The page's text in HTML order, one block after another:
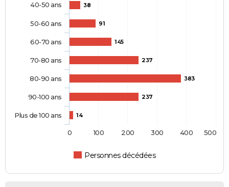
38
91
145
237
383
237
14
Personnes décédées
40-50 ans
50-60 ans
60-70 ans
70-80 ans
80-90 ans
90-100 ans
Plus de 100 ans
0 100 200 300 400 500